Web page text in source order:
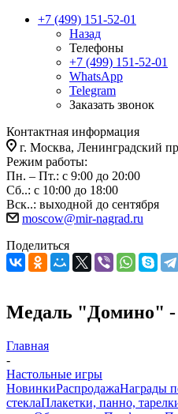
+7 (499) 151-52-01
Назад
Телефоны
+7 (499) 151-52-01
WhatsApp
Telegram
Заказать звонок
Контактная информация
г. Москва, Ленинградский
Режим работы:
Пн. – Пт.: с 9:00 до 20:00
Сб..: с 10:00 до 18:00
Вск..: выходной до сентября
moscow@mir-nagrad.ru
Поделиться
Медаль "Домино" -
Главная
-
Настольные игры
НовинкиРаспродажаНаграды
стеклаПлакетки, панно,